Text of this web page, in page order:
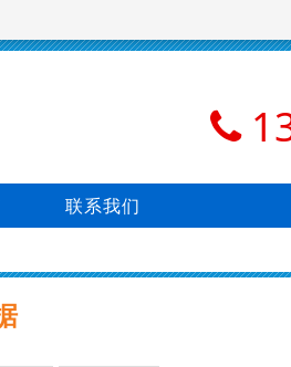
联系我们